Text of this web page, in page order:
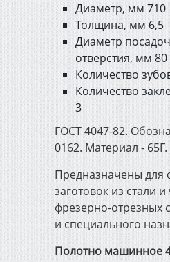
Строительно-
инвентарь
инструмент
Сварочное
Автоматические
видеонаблюдение
Диаметр, мм 710
Толщина, мм 6,5
Диаметр
отверстия, мм 80
Количество
Количество
3
ГОСТ 4047-82.
0162. Материал - 65Г.
Предназначены для
заготовок из стали и
фрезерно-отрезных
и специального
Полотно машинное